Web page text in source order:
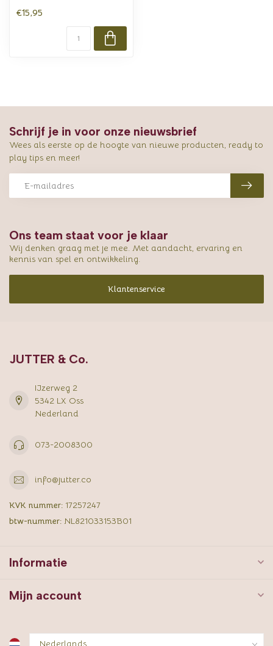
€15,95
Ons team staat voor je klaar
Wij denken graag met je mee. Met aandacht, ervaring en
kennis van spel en ontwikkeling.
Klantenservice
Schrijf je in voor onze nieuwsbrief
Wees als eerste op de hoogte van nieuwe producten, ready to
play tips en meer!
JUTTER & Co.
IJzerweg 2
5342 LX Oss
Nederland
073-2008300
info@jutter.co
KVK nummer: 17257247
btw-nummer: NL821033153B01
Informatie
Mijn account